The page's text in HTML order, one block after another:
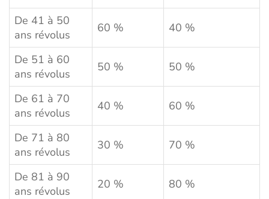
De 41 à 50
ans révolus
60 % 40 %
De 51 à 60
ans révolus
50 % 50 %
De 61 à 70
ans révolus
40 % 60 %
De 71 à 80
ans révolus
30 % 70 %
De 81 à 90
ans révolus
20 % 80 %